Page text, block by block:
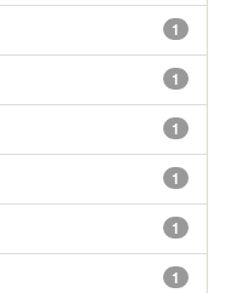
1
1
1
1
1
1